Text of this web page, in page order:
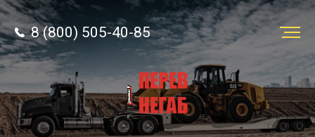
Заказать
перевозку
О компании
8 (800) 505-40-85